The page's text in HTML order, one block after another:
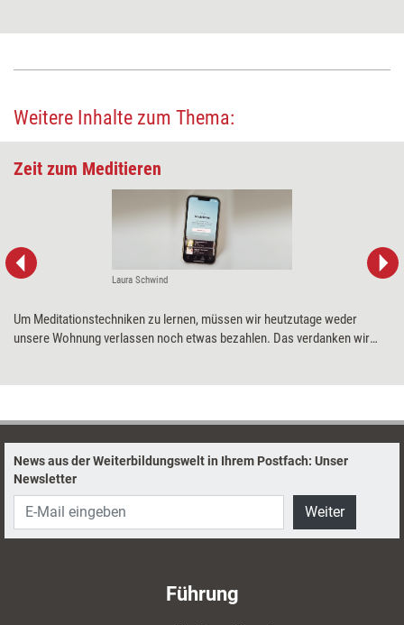
Weitere Inhalte zum Thema:
Zeit zum Meditieren
Laura Schwind
Um Meditationstechniken zu lernen, müssen wir heutzutage weder
unsere Wohnung verlassen noch etwas bezahlen. Das verdanken wir
News aus der Weiterbildungswelt in Ihrem Postfach: Unser
Newsletter
Weiter
Führung